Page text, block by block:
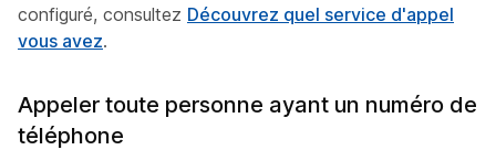
configuré, consultez Découvrez quel service d'appel
vous avez.
Appeler toute personne ayant un numéro de
téléphone